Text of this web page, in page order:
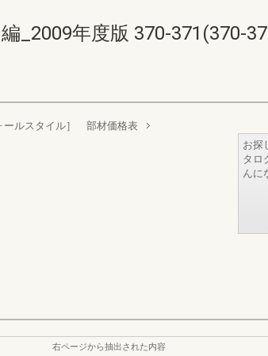
_2009年度版 370-371(370-
ルスタイル］ 部材価格表
お探
タロ
んに
右ページから抽出された内容